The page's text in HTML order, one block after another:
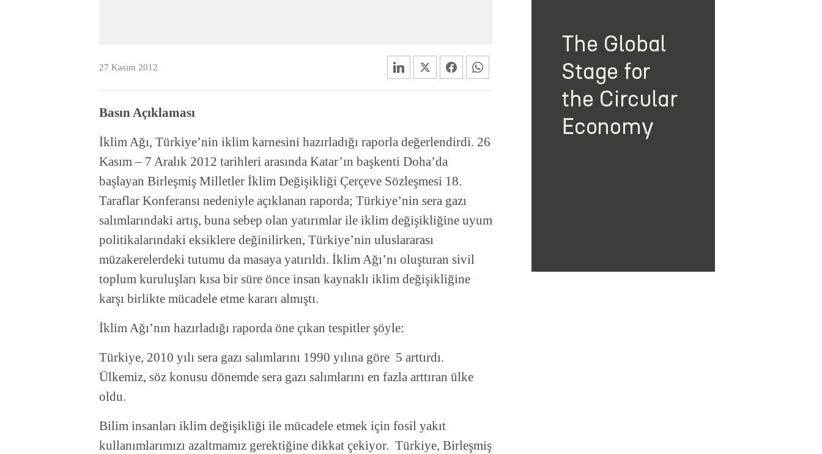
27 Kasım 2012
Basın Açıklaması
İklim Ağı, Türkiye’nin iklim karnesini hazırladığı raporla değerlendirdi. 26
Kasım – 7 Aralık 2012 tarihleri arasında Katar’ın başkenti Doha’da
başlayan Birleşmiş Milletler İklim Değişikliği Çerçeve Sözleşmesi 18.
Taraflar Konferansı nedeniyle açıklanan raporda; Türkiye’nin sera gazı
salımlarındaki artış, buna sebep olan yatırımlar ile iklim değişikliğine uyum
politikalarındaki eksiklere değinilirken, Türkiye’nin uluslararası
müzakerelerdeki tutumu da masaya yatırıldı. İklim Ağı’nı oluşturan sivil
toplum kuruluşları kısa bir süre önce insan kaynaklı iklim değişikliğine
karşı birlikte mücadele etme kararı almıştı.
İklim Ağı’nın hazırladığı raporda öne çıkan tespitler şöyle:
Türkiye, 2010 yılı sera gazı salımlarını 1990 yılına göre 5 arttırdı.
Ülkemiz, söz konusu dönemde sera gazı salımlarını en fazla arttıran ülke
oldu.
Bilim insanları iklim değişikliği ile mücadele etmek için fosil yakıt
kullanımlarımızı azaltmamız gerektiğine dikkat çekiyor. Türkiye, Birleşmiş